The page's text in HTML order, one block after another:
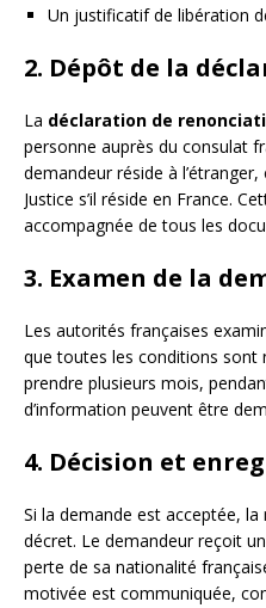
Un justificatif de libération
2. Dépôt de la
La déclaration de
personne auprès du consulat
demandeur réside à
Justice s’il réside en France.
accompagnée de tous les
3. Examen de la
Les autorités françaises
que toutes les conditions sont
prendre plusieurs mois,
d’information peuvent être
4. Décision et
Si la demande est acceptée,
décret. Le demandeur reçoit
perte de sa nationalité
motivée est communiquée,